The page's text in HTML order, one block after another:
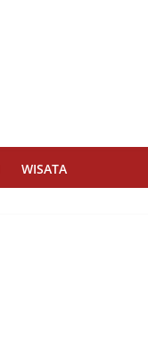
WISATA